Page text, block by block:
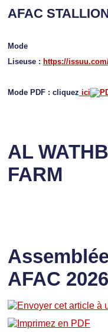
AFAC
Mode
Liseuse : https://
Mode PDF : cliquez ici
AL
FARM
AFAC 2026